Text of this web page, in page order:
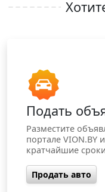
Подать
Разместите
портале VION.BY
кратчайшие сроки
Продать авто